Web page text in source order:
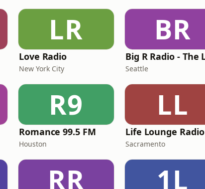
LR
Love Radio
New York City
BR
Seattle
R9
Romance 99.5 FM
Houston
LL
Life Lounge Radio
Sacramento
RR 1L